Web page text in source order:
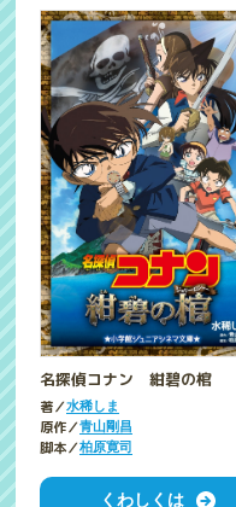
名探偵コナン 紺碧の棺
著／水稀しま
原作／青山剛昌
脚本／柏原寛司
くわしくは